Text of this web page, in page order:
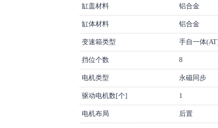
缸盖材料 铝合金
缸体材料 铝合金
变速箱类型 手自一体
挡位个数 8
电机类型 永磁同步
驱动电机数[个] 1
电机布局 后置